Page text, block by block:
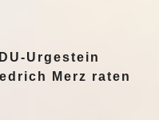
Urgestein
Merz raten